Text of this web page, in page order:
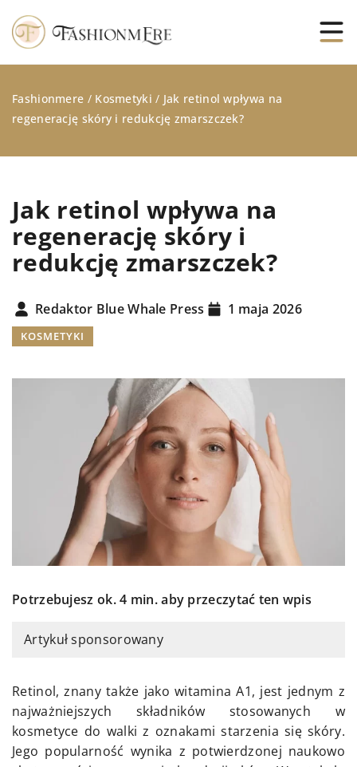
Fashionmere / Kosmetyki / Jak retinol wpływa na
regenerację skóry i redukcję zmarszczek?
Jak retinol wpływa na
regenerację skóry i
redukcję zmarszczek?
Redaktor Blue Whale Press 1 maja 2026
KOSMETYKI
Potrzebujesz ok. 4 min. aby przeczytać ten wpis
Artykuł sponsorowany
Retinol, znany także jako witamina A1, jest jednym z
najważniejszych składników stosowanych w
kosmetyce do walki z oznakami starzenia się skóry.
Jego popularność wynika z potwierdzonej naukowo